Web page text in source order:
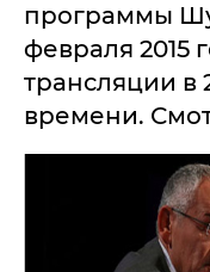
программы
февраля 2015
трансляции в
времени.